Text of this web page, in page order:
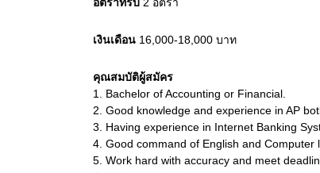
เงินเดือน 16,000-18,000 บาท
คุณสมบัติผู้สมัคร
1.
Bachelor of Accounting or Financial.
2. Good knowledge and experience in AP
3.
Having experience in Internet Banking
4. Good command of English and Computer
5. Work hard with accuracy and meet